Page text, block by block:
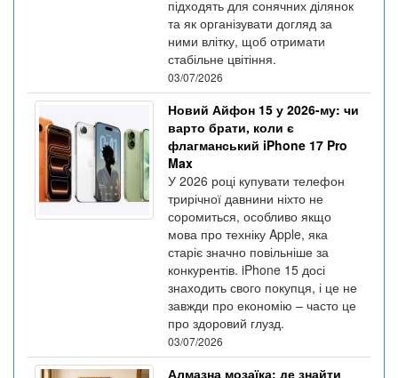
підходять для сонячних ділянок
та як організувати догляд за
ними влітку, щоб отримати
стабільне цвітіння.
03/07/2026
Новий Айфон 15 у 2026-му: чи
варто брати, коли є
флагманський iPhone 17 Pro
Max
У 2026 році купувати телефон
трирічної давнини ніхто не
соромиться, особливо якщо
мова про техніку Apple, яка
старіє значно повільніше за
конкурентів. iPhone 15 досі
знаходить свого покупця, і це не
завжди про економію – часто це
про здоровий глузд.
03/07/2026
Алмазна мозаїка: де знайти